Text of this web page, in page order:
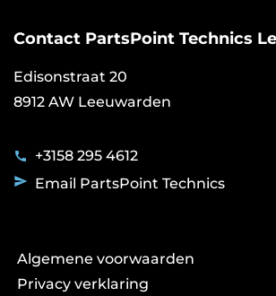
Remschijven afdraaien
Starters en dynamo's
Trekhaakmontage
NexDrive
Contact PartsPoint Technics
Edisonstraat 20
8912 AW Leeuwarden
+3158 295 4612
Email PartsPoint Technics
Voet
Leeuwarden
Algemene voorwaarden
Privacy verklaring